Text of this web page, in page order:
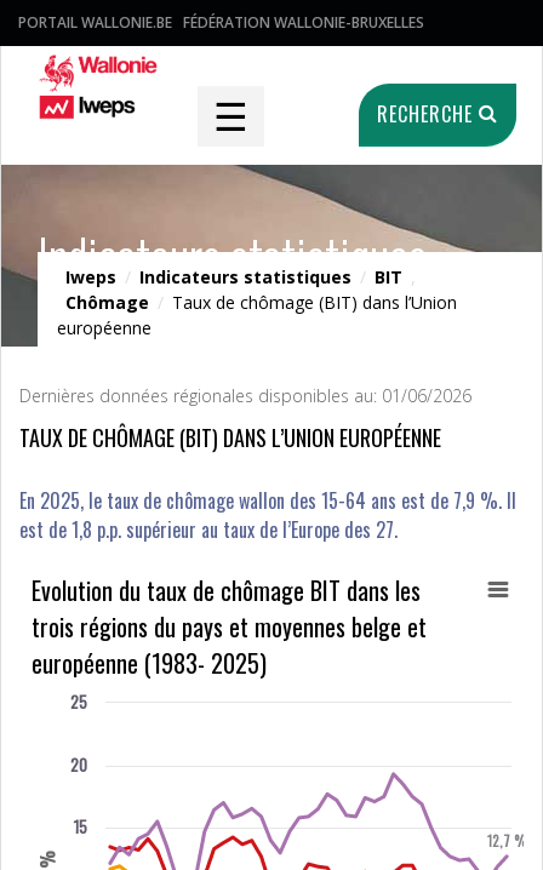
PORTAIL WALLONIE.BE FÉDÉRATION WALLONIE-BRUXELLES
☰ RECHERCHE
Indicateurs statistiques
Iweps / Indicateurs statistiques / BIT ,
Chômage / Taux de chômage (BIT) dans l’Union
européenne
Dernières données régionales disponibles au: 01/06/2026
TAUX DE CHÔMAGE (BIT) DANS L’UNION EUROPÉENNE
En 2025, le taux de chômage wallon des 15-64 ans est de 7,9 %. Il
est de 1,8 p.p. supérieur au taux de l’Europe des 27.
%
15
20
25
Evolution du taux de chômage BIT dans les
trois régions du pays et moyennes belge et
européenne (1983- 2025)
12,7 %